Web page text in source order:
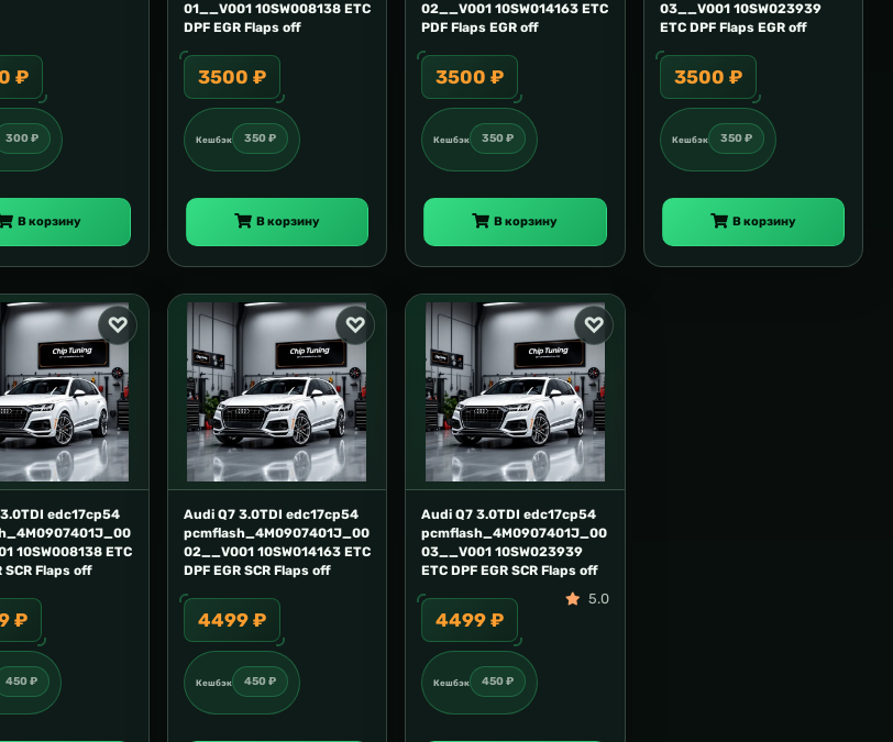
₽
300 ₽
В корзину
01__V001 10SW008138 ETC
DPF EGR Flaps off
3500 ₽
Кешбэк 350 ₽
В корзину
02__V001 10SW014163 ETC
PDF Flaps EGR off
3500 ₽
Кешбэк 350 ₽
В корзину
03__V001 10SW023939
ETC DPF Flaps EGR off
3500 ₽
Кешбэк 350 ₽
В корзину
edc17cp54
10SW008138 ETC
SCR Flaps off
₽
450 ₽
Audi Q7 3.0TDI edc17cp54
pcmflash_4M0907401J_00
02__V001 10SW014163 ETC
DPF EGR SCR Flaps off
4499 ₽
Кешбэк 450 ₽
Audi Q7 3.0TDI edc17cp54
pcmflash_4M0907401J_00
03__V001 10SW023939
ETC DPF EGR SCR Flaps off
4499 ₽
5.0
Кешбэк 450 ₽